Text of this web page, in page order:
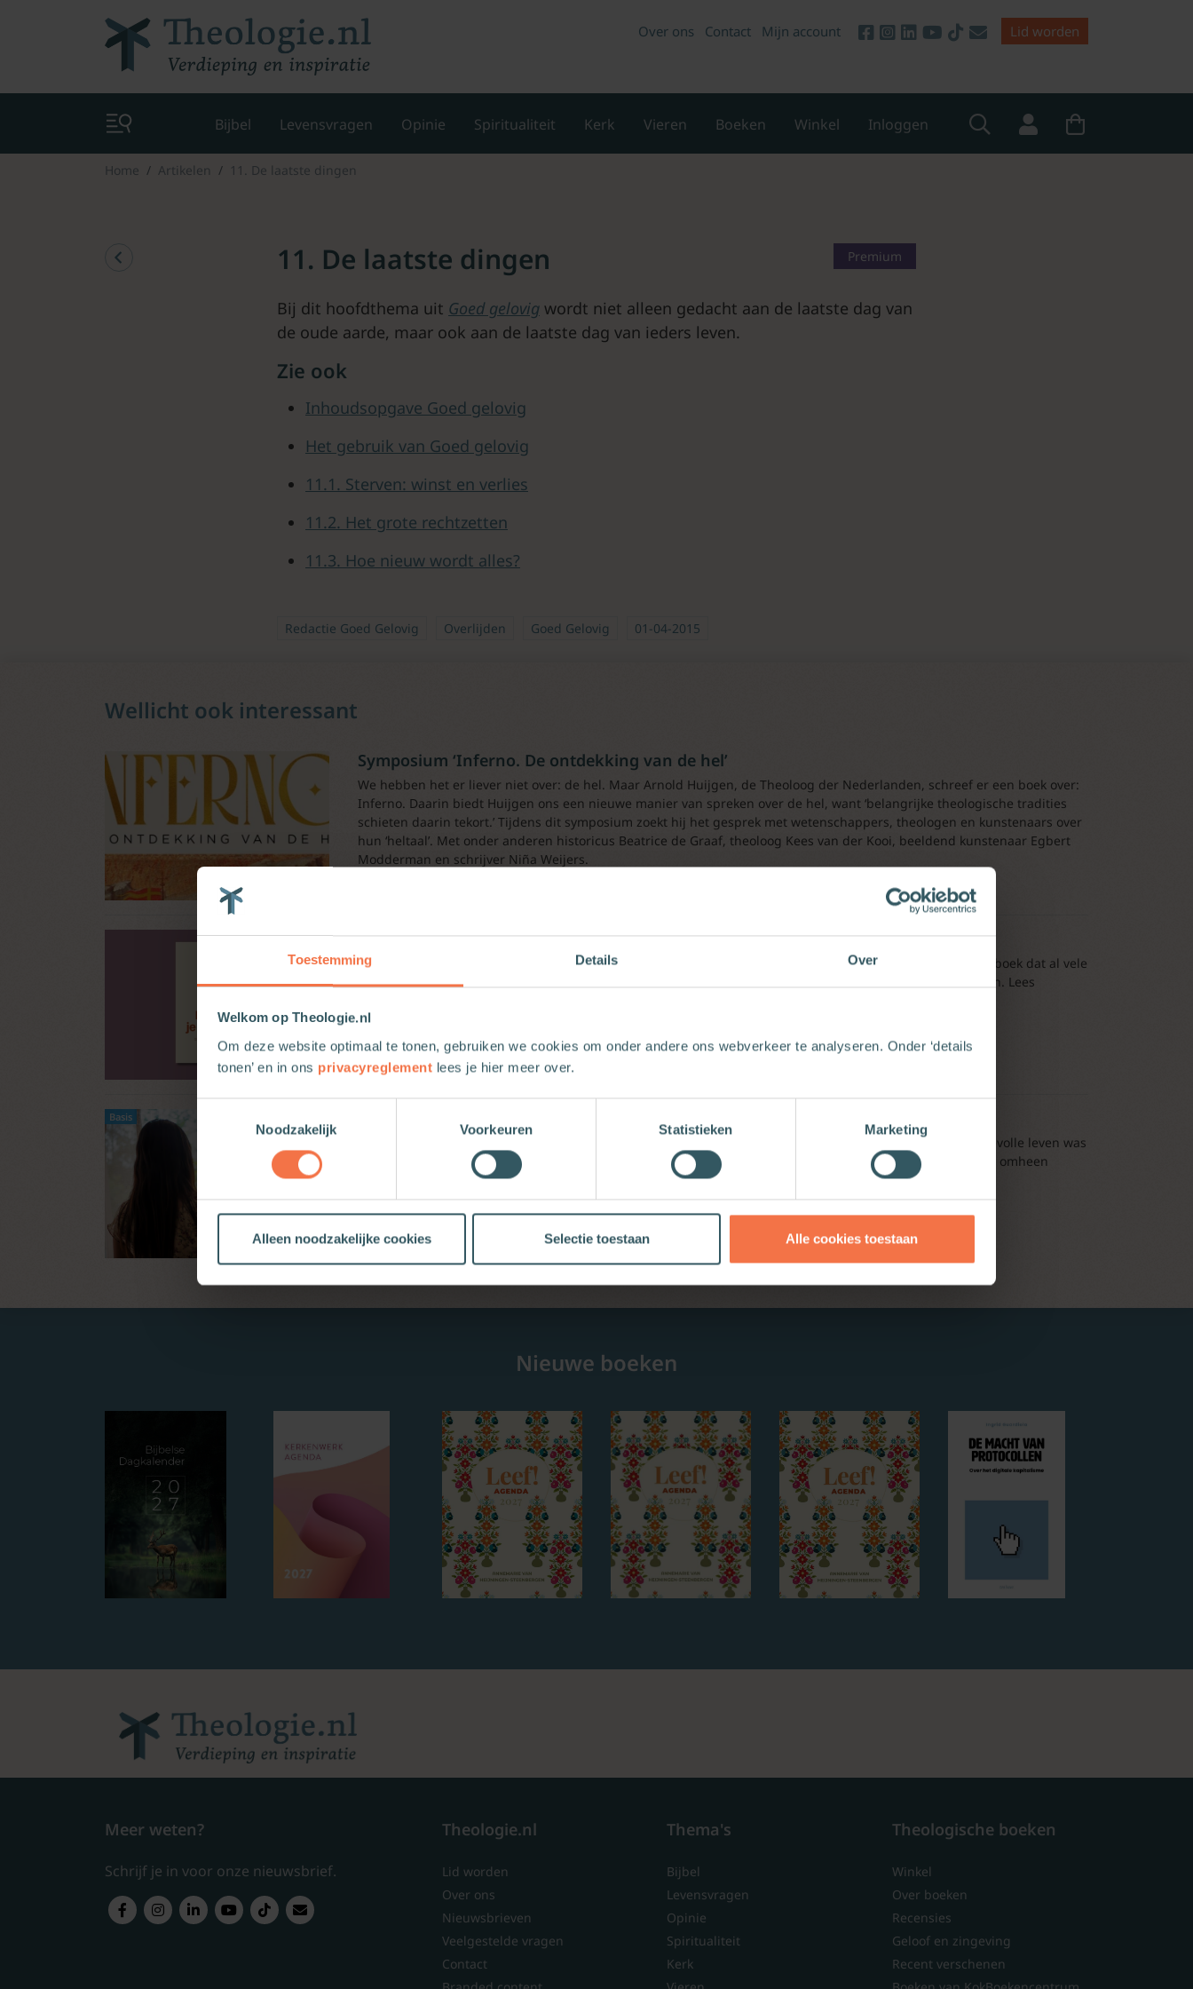
Toestemming Details Over
Welkom op Theologie.nl
Om deze website optimaal te tonen, gebruiken we cookies om onder andere ons webverkeer te analyseren. Onder ‘details
tonen’ en in ons privacyreglement lees je hier meer over.
Noodzakelijk
Voorkeuren Statistieken Marketing
Alleen noodzakelijke cookies Selectie toestaan Alle cookies toestaan
Over ons Contact Mijn account Lid worden
Bijbel Levensvragen Opinie Spiritualiteit Kerk Vieren Boeken Winkel Inloggen
Home Artikelen 11. De laatste dingen
Premium
11. De laatste dingen
Bij dit hoofdthema uit Goed gelovig wordt niet alleen gedacht aan de laatste dag van
de oude aarde, maar ook aan de laatste dag van ieders leven.
Zie ook
Inhoudsopgave Goed gelovig
Het gebruik van Goed gelovig
11.1. Sterven: winst en verlies
11.2. Het grote rechtzetten
11.3. Hoe nieuw wordt alles?
Redactie Goed Gelovig Overlijden Goed Gelovig 01-04-2015
Wellicht ook interessant
Symposium ‘Inferno. De ontdekking van de hel’
We hebben het er liever niet over: de hel. Maar Arnold Huijgen, de Theoloog der Nederlanden, schreef er een boek over:
Inferno. Daarin biedt Huijgen ons een nieuwe manier van spreken over de hel, want ‘belangrijke theologische tradities
schieten daarin tekort.’ Tijdens dit symposium zoekt hij het gesprek met wetenschappers, theologen en kunstenaars over
hun ‘heltaal’. Met onder anderen historicus Beatrice de Graaf, theoloog Kees van der Kooi, beeldend kunstenaar Egbert
Modderman en schrijver Niña Weijers.
Preview: Bevrijd je verdriet (heruitgave)
Deze zomer verschijnt een heruitgave van de klassieker Bevrijd je verdriet van Henri Nouwen. Een tijdloos boek dat al vele
mensen heeft gesteund in hun rouwproces. In vijf stappen begeleidt Nouwen de lezer door moeilijke tijden. Lees
Basis
Ze deed de gordijnen niet meer open. Haar vrouw was die week begraven. Midden in hun actieve en liefdevolle leven was
zij zomaar gestorven. Een hartinfarct. Er was niets voor haar te doen geweest. Iedereen had er machteloos omheen
gestaan toen zij haar vrouw, haar dode vrouw, in haar armen had genomen en het had uitgeschreeuwd.
Nieuwe boeken
Meer weten?
Schrijf je in voor onze nieuwsbrief.
Theologie.nl
Lid worden
Over ons
Nieuwsbrieven
Veelgestelde vragen
Contact
Thema's
Bijbel
Levensvragen
Opinie
Spiritualiteit
Kerk
Theologische boeken
Winkel
Over boeken
Recensies
Geloof en zingeving
Recent verschenen